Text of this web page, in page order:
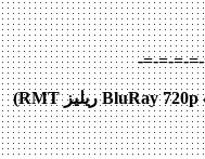
-=-=-=-